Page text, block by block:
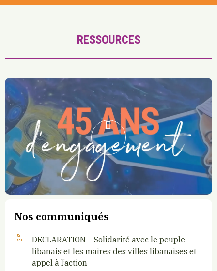
RESSOURCES
Nos communiqués
DECLARATION – Solidarité avec le peuple
libanais et les maires des villes libanaises et
appel à l’action